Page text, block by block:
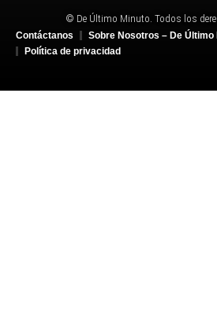
© De Último Minuto. Todos los
Contáctanos
Sobre Nosotros – De Último
Política de privacidad